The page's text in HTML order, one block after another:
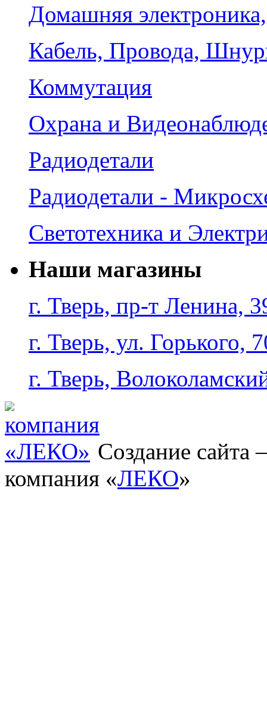
Домашняя
Кабель, Провода,
Коммутация
Охрана и
Радиодетали
Радиодетали -
Светотехника и
Наши магазины
г. Тверь, пр-т Ленина,
г. Тверь, ул. Горького,
г. Тверь,
Создание сайта
компания «ЛЕКО»